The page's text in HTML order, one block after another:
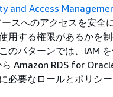
and Access
ースへのアクセスを安全
用する権限があるかを
のパターンでは、IAM
Amazon RDS for
必要なロールとポリシ